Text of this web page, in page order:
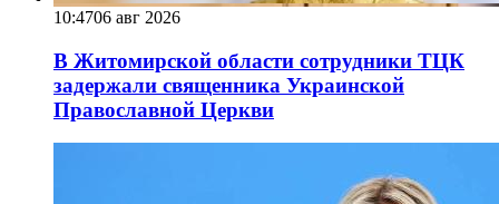
10:4706 авг 2026
В Житомирской области сотрудники ТЦК
задержали священника Украинской
Православной Церкви